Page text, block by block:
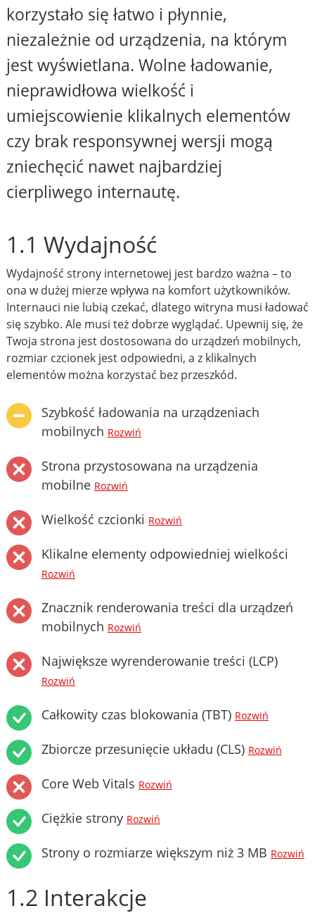
korzystało się łatwo i płynnie,
niezależnie od urządzenia, na którym
jest wyświetlana. Wolne ładowanie,
nieprawidłowa wielkość i
umiejscowienie klikalnych elementów
czy brak responsywnej wersji mogą
zniechęcić nawet najbardziej
cierpliwego internautę.
1.1 Wydajność
Wydajność strony internetowej jest bardzo ważna – to
ona w dużej mierze wpływa na komfort użytkowników.
Internauci nie lubią czekać, dlatego witryna musi ładować
się szybko. Ale musi też dobrze wyglądać. Upewnij się, że
Twoja strona jest dostosowana do urządzeń mobilnych,
rozmiar czcionek jest odpowiedni, a z klikalnych
elementów można korzystać bez przeszkód.
Szybkość ładowania na urządzeniach
mobilnych Rozwiń
Strona przystosowana na urządzenia
mobilne Rozwiń
Wielkość czcionki Rozwiń
Klikalne elementy odpowiedniej wielkości
Rozwiń
Znacznik renderowania treści dla urządzeń
mobilnych Rozwiń
Największe wyrenderowanie treści (LCP)
Rozwiń
Całkowity czas blokowania (TBT) Rozwiń
Zbiorcze przesunięcie układu (CLS) Rozwiń
Core Web Vitals Rozwiń
Ciężkie strony Rozwiń
Strony o rozmiarze większym niż 3 MB Rozwiń
1.2 Interakcje